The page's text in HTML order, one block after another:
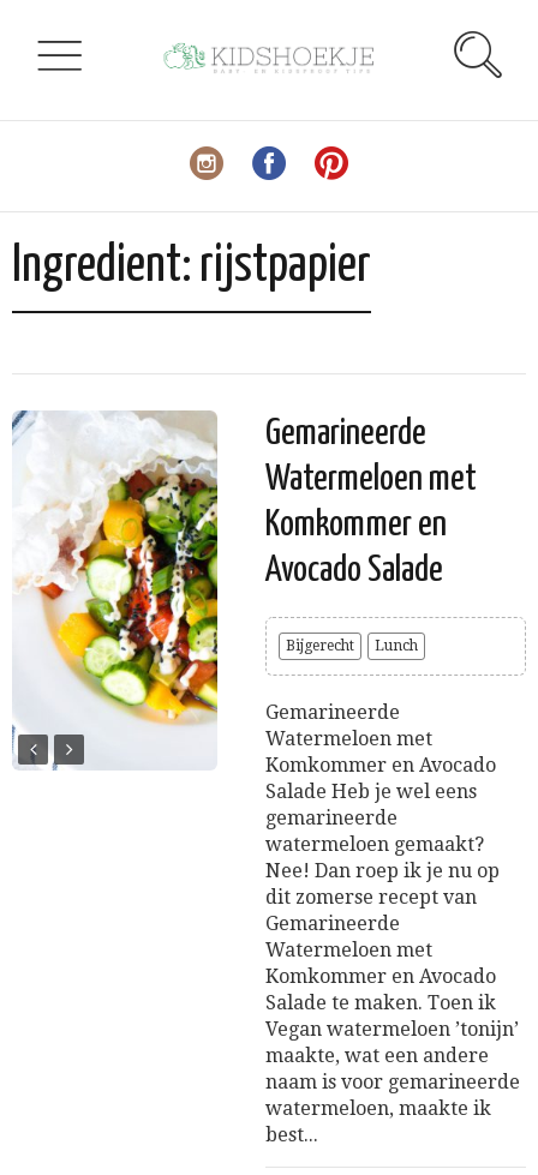
Ingredient: rijstpapier
Gemarineerde
Watermeloen met
Komkommer en
Avocado Salade
Bijgerecht Lunch
Gemarineerde
Watermeloen met
Komkommer en Avocado
Salade Heb je wel eens
gemarineerde
watermeloen gemaakt?
Nee! Dan roep ik je nu op
dit zomerse recept van
Gemarineerde
Watermeloen met
Komkommer en Avocado
Salade te maken. Toen ik
Vegan watermeloen ’tonijn’
maakte, wat een andere
naam is voor gemarineerde
watermeloen, maakte ik
best...